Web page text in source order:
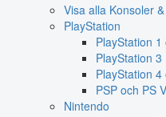
Visa alla Konsoler
PlayStation
PlayStation 1
PlayStation 3
PlayStation 4
PSP och PS
Nintendo